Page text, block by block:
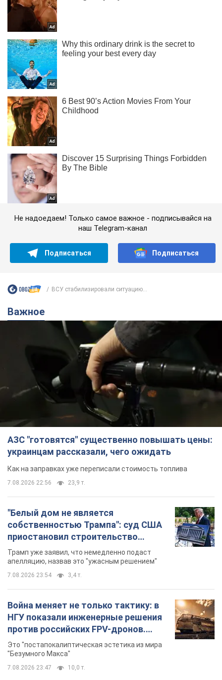
Не надоедаем! Только самое важное - подписывайся на
наш Telegram-канал
Подписаться Подписаться
ВСУ стабилизировали ситуацию...
Важное
АЗС "готовятся" существенно повышать цены:
украинцам рассказали, чего ожидать
Как на заправках уже переписали стоимость топлива
7.08.2026 22:56 23,9 т.
"Белый дом не является
собственностью Трампа": суд США
приостановил строительство
бального зала стоимостью 400 млн
долларов
Трамп уже заявил, что немедленно подаст
апелляцию, назвав это "ужасным решением"
7.08.2026 23:54 3,4 т.
Война меняет не только тактику: в
НГУ показали инженерные решения
против российских FPV-дронов.
Фото
Это "постапокалиптическая эстетика из мира
"Безумного Макса"
7.08.2026 23:47 10,0 т.